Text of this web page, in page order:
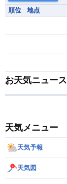
順位 地点
お天気ニュース
天気メニュー
天気予報
天気図